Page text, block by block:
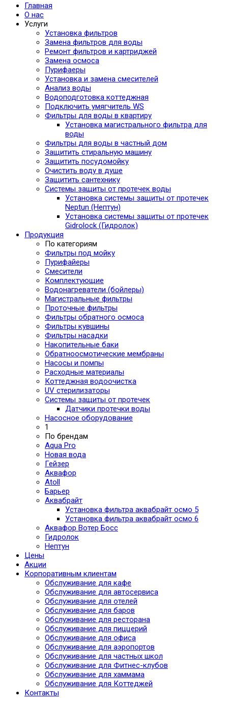
Главная
О нас
Услуги
Установка фильтров
Замена фильтров для воды
Ремонт фильтров и картриджей
Замена осмоса
Пурифаеры
Установка и замена смесителей
Анализ воды
Водоподготовка коттеджная
Подключить умягчитель WS
Фильтры для воды в квартиру
Установка магистрального фильтра для
воды
Фильтры для воды в частный дом
Защитить стиральную машину
Защитить посудомойку
Очистить воду в душе
Защитить сантехнику
Системы защиты от протечек воды
Установка системы защиты от протечек
Neptun (Нептун)
Установка системы защиты от протечек
Gidrolock (Гидролок)
Продукция
По категориям
Фильтры под мойку
Пурифайеры
Смесители
Комплектующие
Водонагреватели (бойлеры)
Магистральные фильтры
Проточные фильтры
Фильтры обратного осмоса
Фильтры кувшины
Фильтры насадки
Накопительные баки
Обратноосмотические мембраны
Насосы и помпы
Расходные материалы
Коттеджная водоочистка
UV стерилизаторы
Системы защиты от протечек
Датчики протечки воды
Насосное оборудование
1
По брендам
Aqua Pro
Новая вода
Гейзер
Аквафор
Atoll
Барьер
Аквабрайт
Установка фильтра аквабрайт осмо 5
Установка фильтра аквабрайт осмо 6
Аквафор Вотер Босс
Гидролок
Нептун
Цены
Акции
Корпоративным клиентам
Обслуживание для кафе
Обслуживание для автосервиса
Обслуживание для отелей
Обслуживание для баров
Обслуживание для ресторана
Обслуживание для пиццерий
Обслуживание для офиса
Обслуживание для аэропортов
Обслуживание для частных школ
Обслуживание для Фитнес-клубов
Обслуживание для хаммама
Обслуживание для Коттеджей
Контакты